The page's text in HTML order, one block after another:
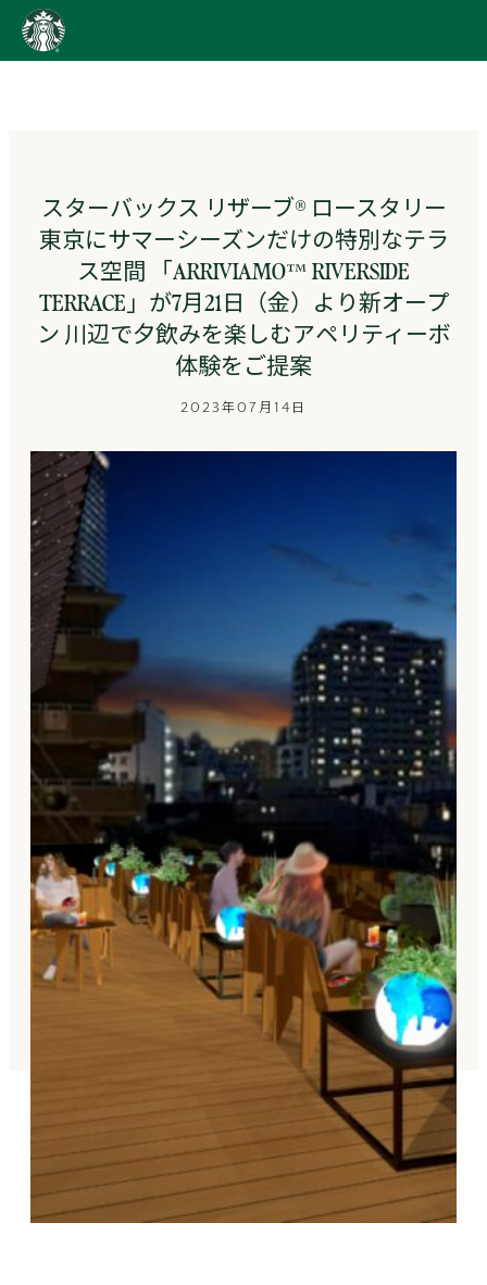
content
Go
スターバックス リザーブ® ロースタリー
東京にサマーシーズンだけの特別なテラ
ス空間 「ARRIVIAMO™ RIVERSIDE
TERRACE」が7月21日（金）より新オープ
ン 川辺で夕飲みを楽しむアペリティーボ
体験をご提案
2023年07月14日